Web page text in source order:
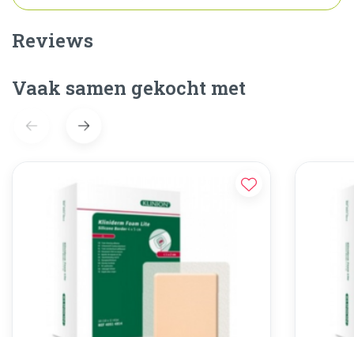
Reviews
Vaak samen gekocht met